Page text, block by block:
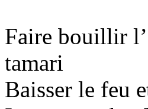
Faire bouillir
tamari
Baisser le feu